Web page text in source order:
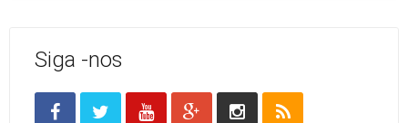
Siga -nos